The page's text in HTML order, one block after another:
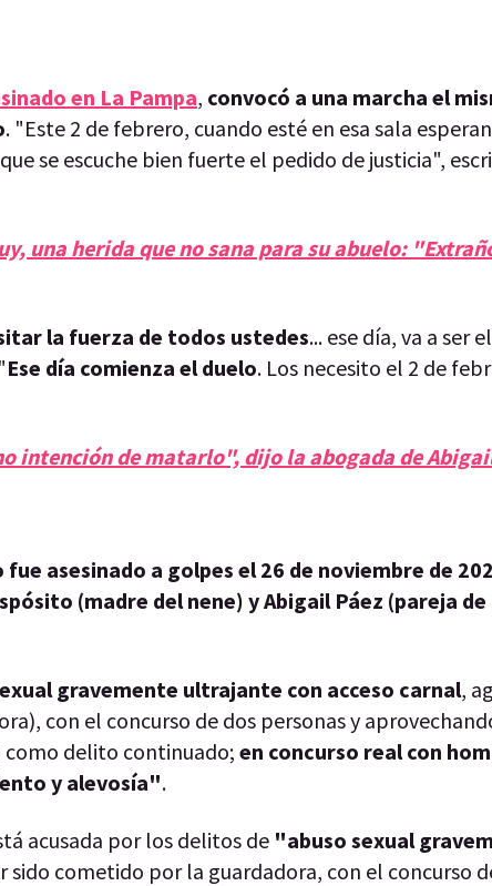
en La Pampa, convocó a una marcha el
. "Este 2 de febrero, cuando esté en esa sala
se escuche bien fuerte el pedido de justicia",
una herida que no sana para su abuelo:
la fuerza de todos ustedes... ese día, va a ser
Ese día comienza el duelo. Los necesito el 2 de
intención de matarlo", dijo la abogada de
asesinado a golpes el 26 de noviembre de
(madre del nene) y Abigail Páez (pareja de
gravemente ultrajante con acceso carnal,
con el concurso de dos personas y
como delito continuado; en concurso real con
y alevosía".
acusada por los delitos de "abuso sexual
sido cometido por la guardadora, con el concurso